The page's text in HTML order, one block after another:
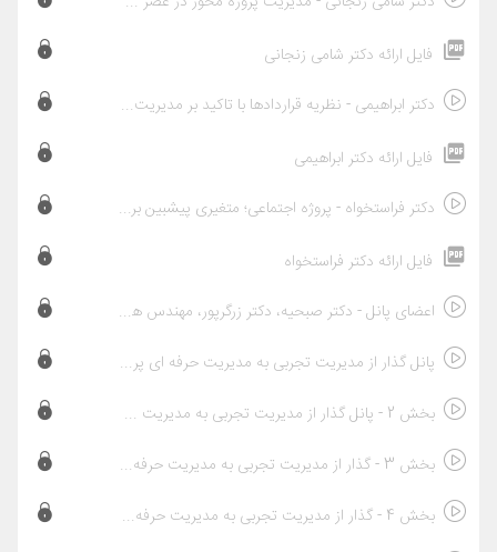
فایل ارائه دکتر شامی زنجانی
دکتر ابراهیمی - نظریه قراردادها با تاکید بر مدیریت قراردادهای بین المللی نفت و گاز
فایل ارائه دکتر ابراهیمی
دکتر فراستخواه - پروژه اجتماعی؛ متغیری پیشبین برای کسب و کارهای پروژه محور
فایل ارائه دکتر فراستخواه
اعضای پانل - دکتر صبحیه، دکتر زرگرپور، مهندس هادیزاده، دکتر دلاوری ،دکتر فتاحی
پانل گذار از مدیریت تجربی به مدیریت حرفه ای پروژه ها
بخش 2 - پانل گذار از مدیریت تجربی به مدیریت حرفه ای پروژه ها
بخش 3 - گذار از مدیریت تجربی به مدیریت حرفه ای پروژه ها
بخش 4 - گذار از مدیریت تجربی به مدیریت حرفه ای پروژه ها